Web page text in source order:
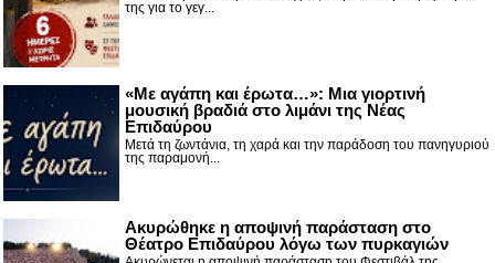
της για το γεγ...
«Με αγάπη και έρωτα…»: Μια γιορτινή
μουσική βραδιά στο λιμάνι της Νέας
Επιδαύρου
Μετά τη ζωντάνια, τη χαρά και την παράδοση του πανηγυριού
της παραμονή...
Ακυρώθηκε η αποψινή παράσταση στο
Θέατρο Επιδαύρου λόγω των πυρκαγιών